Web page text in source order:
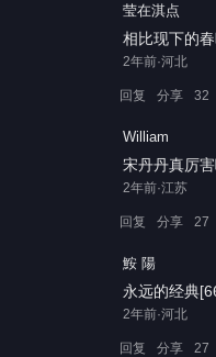
莹在淇点
相比现下的
2年前·河北
32
分享
回复
William
宋丹丹真厉
2年前·江苏
27
分享
回复
鮟 陽
永远的经典
2年前·河北
27
分享
回复